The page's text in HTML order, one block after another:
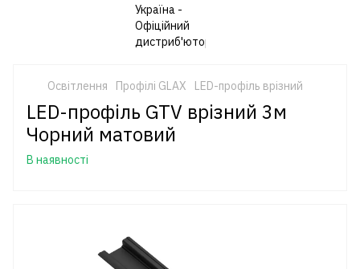
Освітлення Профілі GLAX LED-профіль врізний
LED-профіль GTV врізний 3м
Чорний матовий
В наявності